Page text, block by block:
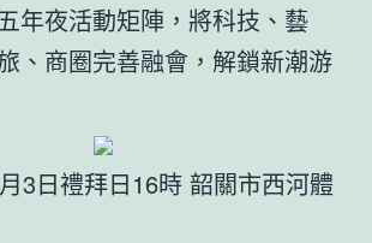
年夜活動矩陣，將科技、藝
、商圈完善融會，解鎖新潮游
3日禮拜日16時 韶關市西河體